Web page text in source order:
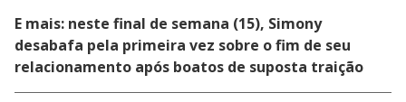
E mais: neste final de semana (15), Simony
desabafa pela primeira vez sobre o fim de seu
relacionamento após boatos de suposta traição